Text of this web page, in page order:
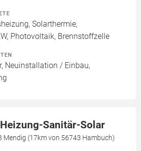
Solarthermie,
Photovoltaik, Brennstoffzelle
Neuinstallation / Einbau,
Sanitär-Solar
Mendig (17km von 56743 Hambuch)